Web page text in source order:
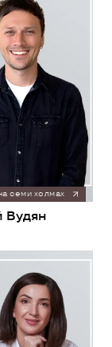
семи холмах
Вудян